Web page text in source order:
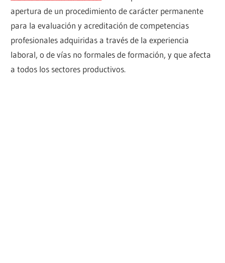
apertura de un procedimiento de carácter permanente
para la evaluación y acreditación de competencias
profesionales adquiridas a través de la experiencia
laboral, o de vías no formales de formación, y que afecta
a todos los sectores productivos.